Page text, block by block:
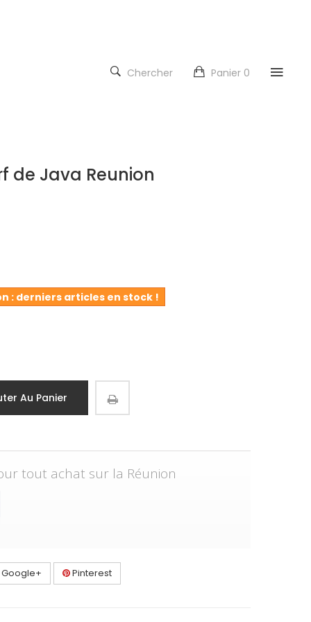
Panier 0
Chercher
de Java Reunion
: derniers articles en stock !
Au Panier
tout achat sur la Réunion
Google+ Pinterest